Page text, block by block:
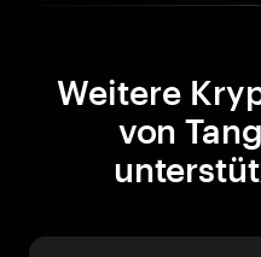
Weitere
von